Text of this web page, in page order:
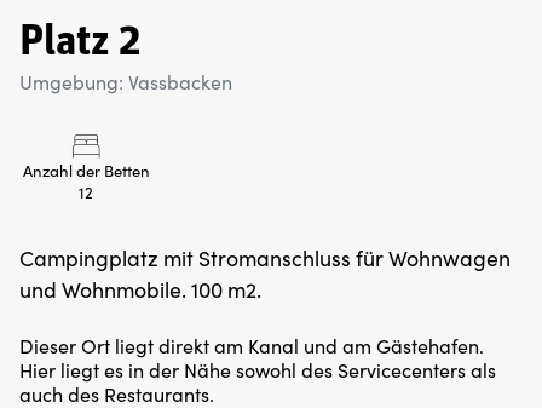
Platz 2
Umgebung: Vassbacken
Anzahl der Betten
12
Campingplatz mit Stromanschluss für Wohnwagen
Dieser Ort liegt direkt am Kanal und am Gästehafen.
Hier liegt es in der Nähe sowohl des Servicecenters als
auch des Restaurants.